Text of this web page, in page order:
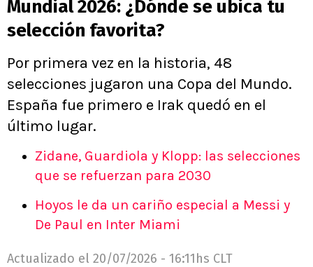
Mundial 2026: ¿Dónde se ubica tu
selección favorita?
Por primera vez en la historia, 48
selecciones jugaron una Copa del Mundo.
España fue primero e Irak quedó en el
último lugar.
Zidane, Guardiola y Klopp: las selecciones
que se refuerzan para 2030
Hoyos le da un cariño especial a Messi y
De Paul en Inter Miami
Actualizado el 20/07/2026 - 16:11hs CLT